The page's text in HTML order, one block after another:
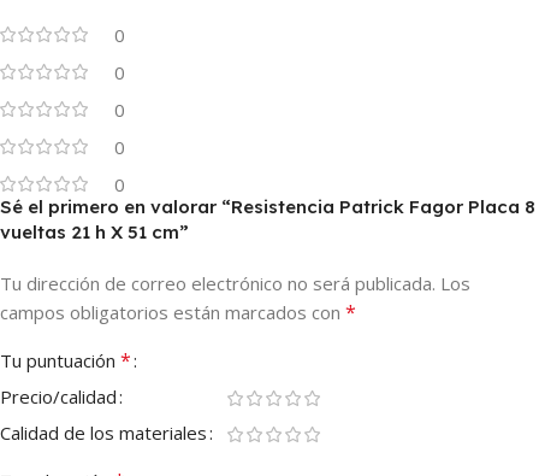
0
0
0
0
0
Sé el primero en valorar “Resistencia Patrick Fagor Placa 8
vueltas 21 h X 51 cm”
Tu dirección de correo electrónico no será publicada. Los
campos obligatorios están marcados con *
Tu puntuación *
Precio/calidad
Calidad de los materiales